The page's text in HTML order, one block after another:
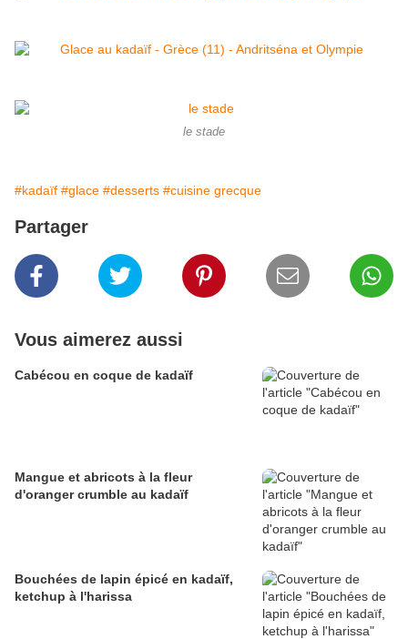
le stade
#kadaïf #glace #desserts #cuisine grecque
Partager
Vous aimerez aussi
Cabécou en coque de kadaïf
Mangue et abricots à la fleur
d'oranger crumble au kadaïf
Bouchées de lapin épicé en kadaïf,
ketchup à l'harissa